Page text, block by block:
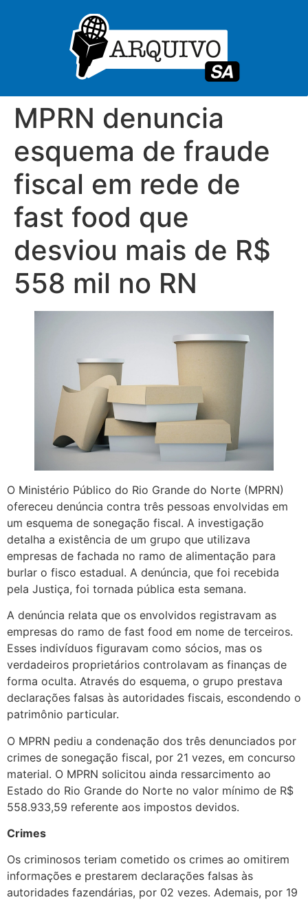
MPRN denuncia
esquema de fraude
fiscal em rede de
fast food que
desviou mais de R$
558 mil no RN
O Ministério Público do Rio Grande do Norte (MPRN)
ofereceu denúncia contra três pessoas envolvidas em
um esquema de sonegação fiscal. A investigação
detalha a existência de um grupo que utilizava
empresas de fachada no ramo de alimentação para
burlar o fisco estadual. A denúncia, que foi recebida
pela Justiça, foi tornada pública esta semana.
A denúncia relata que os envolvidos registravam as
empresas do ramo de fast food em nome de terceiros.
Esses indivíduos figuravam como sócios, mas os
verdadeiros proprietários controlavam as finanças de
forma oculta. Através do esquema, o grupo prestava
declarações falsas às autoridades fiscais, escondendo o
patrimônio particular.
O MPRN pediu a condenação dos três denunciados por
crimes de sonegação fiscal, por 21 vezes, em concurso
material. O MPRN solicitou ainda ressarcimento ao
Estado do Rio Grande do Norte no valor mínimo de R$
558.933,59 referente aos impostos devidos.
Crimes
Os criminosos teriam cometido os crimes ao omitirem
informações e prestarem declarações falsas às
autoridades fazendárias, por 02 vezes. Ademais, por 19